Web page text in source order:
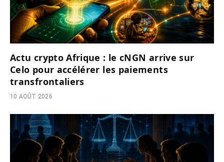
Actu crypto Afrique : le cNGN arrive sur
Celo pour accélérer les paiements
transfrontaliers
10 AOÛT 2026